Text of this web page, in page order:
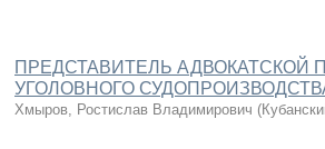
ПРЕДСТАВИТЕЛЬ АДВОКАТСКОЙ
УГОЛОВНОГО
Хмыров, Ростислав Владимирович (